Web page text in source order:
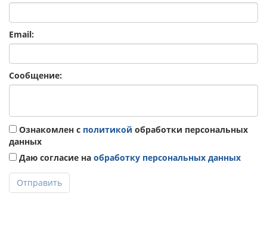
Email:
Сообщение:
Ознакомлен с политикой обработки персональных
данных
Даю согласие на обработку персональных данных
Отправить